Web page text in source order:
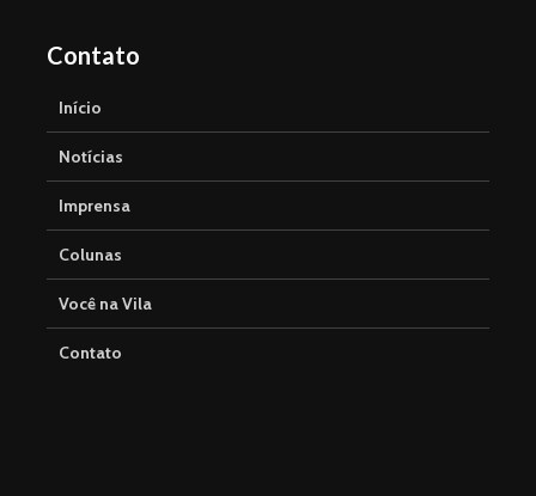
Contato
Início
Notícias
Imprensa
Colunas
Você na Vila
Contato